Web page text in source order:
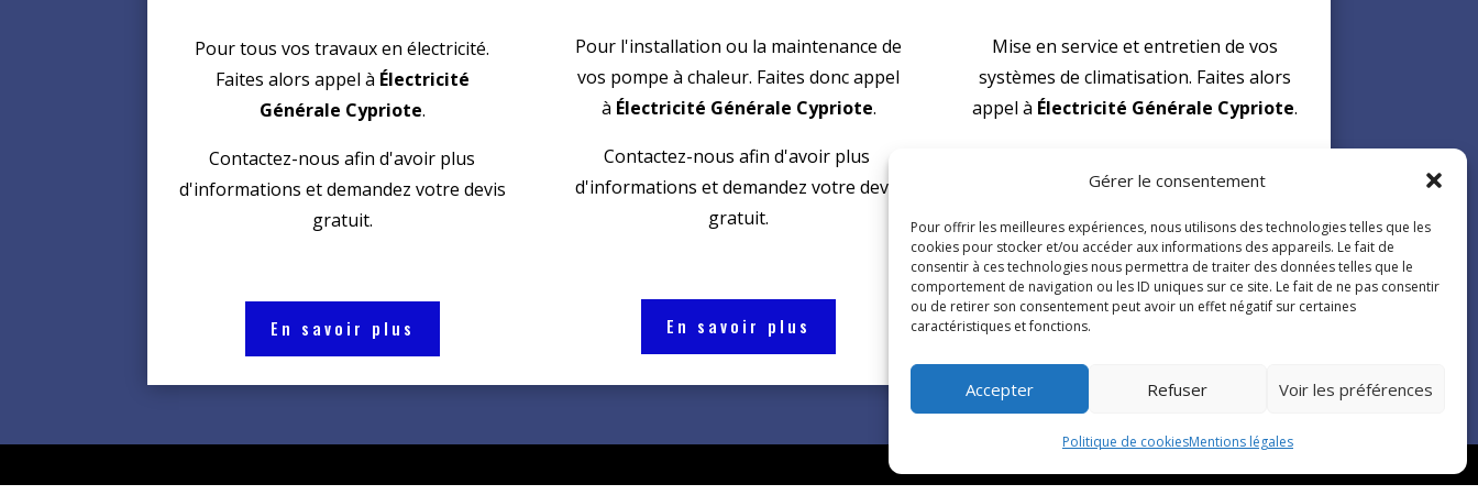
Gérer le consentement
Pour offrir les meilleures expériences, nous utilisons des technologies telles que les
cookies pour stocker et/ou accéder aux informations des appareils. Le fait de
consentir à ces technologies nous permettra de traiter des données telles que le
comportement de navigation ou les ID uniques sur ce site. Le fait de ne pas consentir
ou de retirer son consentement peut avoir un effet négatif sur certaines
caractéristiques et fonctions.
Accepter Refuser Voir les préférences
Politique de cookiesMentions légales
Pour tous vos travaux en électricité.
Faites alors appel à Électricité
Générale Cypriote.
Contactez-nous afin d'avoir plus
d'informations et demandez votre devis
gratuit.
En savoir plus
Pour l'installation ou la maintenance de
vos pompe à chaleur. Faites donc appel
à Électricité Générale Cypriote.
Contactez-nous afin d'avoir plus
d'informations et demandez votre devis
gratuit.
En savoir plus
Mise en service et entretien de vos
systèmes de climatisation. Faites alors
appel à Électricité Générale Cypriote.
d'informations et demandez votre devis
En savoir plus